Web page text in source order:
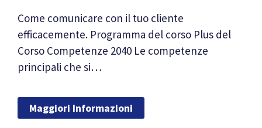
Come comunicare con il tuo cliente
efficacemente. Programma del corso Plus del
Corso Competenze 2040 Le competenze
principali che si…
Maggiori Informazioni